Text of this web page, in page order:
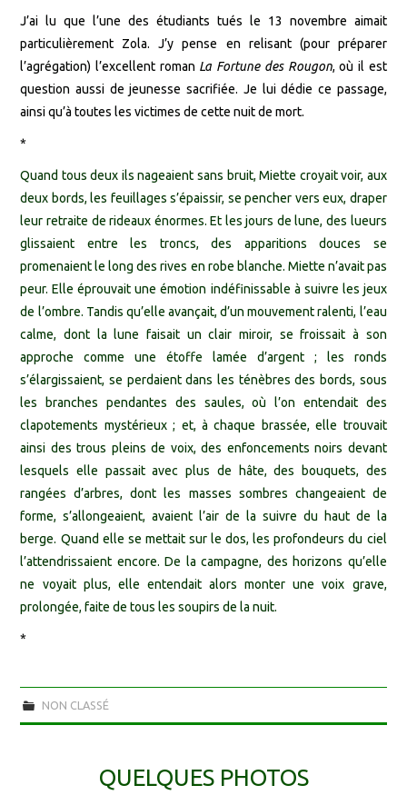
J’ai lu que l’une des étudiants tués le 13 novembre aimait
particulièrement Zola. J’y pense en relisant (pour préparer
l’agrégation) l’excellent roman La Fortune des Rougon, où il est
question aussi de jeunesse sacrifiée. Je lui dédie ce passage,
ainsi qu’à toutes les victimes de cette nuit de mort.
*
Quand tous deux ils nageaient sans bruit, Miette croyait voir, aux
deux bords, les feuillages s’épaissir, se pencher vers eux, draper
leur retraite de rideaux énormes. Et les jours de lune, des lueurs
glissaient entre les troncs, des apparitions douces se
promenaient le long des rives en robe blanche. Miette n’avait pas
peur. Elle éprouvait une émotion indéfinissable à suivre les jeux
de l’ombre. Tandis qu’elle avançait, d’un mouvement ralenti, l’eau
calme, dont la lune faisait un clair miroir, se froissait à son
approche comme une étoffe lamée d’argent ; les ronds
s’élargissaient, se perdaient dans les ténèbres des bords, sous
les branches pendantes des saules, où l’on entendait des
clapotements mystérieux ; et, à chaque brassée, elle trouvait
ainsi des trous pleins de voix, des enfoncements noirs devant
lesquels elle passait avec plus de hâte, des bouquets, des
rangées d’arbres, dont les masses sombres changeaient de
forme, s’allongeaient, avaient l’air de la suivre du haut de la
berge. Quand elle se mettait sur le dos, les profondeurs du ciel
l’attendrissaient encore. De la campagne, des horizons qu’elle
ne voyait plus, elle entendait alors monter une voix grave,
prolongée, faite de tous les soupirs de la nuit.
*
NON CLASSÉ
QUELQUES PHOTOS